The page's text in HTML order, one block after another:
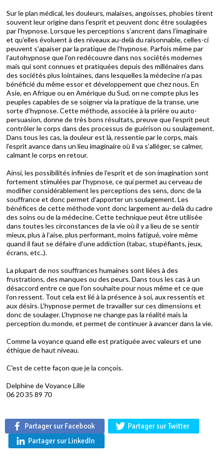
Sur le plan médical, les douleurs, malaises, angoisses, phobies tirent
souvent leur origine dans l’esprit et peuvent donc être soulagées
par l’hypnose. Lorsque les perceptions s’ancrent dans l’imaginaire
et qu’elles évoluent à des niveaux au-delà du raisonnable, celles-ci
peuvent s’apaiser par la pratique de l’hypnose. Parfois même par
l’autohypnose que l’on redécouvre dans nos sociétés modernes
mais qui sont connues et pratiquées depuis des millénaires dans
des sociétés plus lointaines, dans lesquelles la médecine n’a pas
bénéficié du même essor et développement que chez nous. En
Asie, en Afrique ou en Amérique du Sud, on ne compte plus les
peuples capables de se soigner via la pratique de la transe, une
sorte d’hypnose. Cette méthode, associée à la prière ou auto-
persuasion, donne de très bons résultats, preuve que l’esprit peut
contrôler le corps dans des processus de guérison ou soulagement.
Dans tous les cas, la douleur est là, ressentie par le corps, mais
l’esprit avance dans un lieu imaginaire où il va s’alléger, se calmer,
calmant le corps en retour.
Ainsi, les possibilités infinies de l’esprit et de son imagination sont
fortement stimulées par l’hypnose, ce qui permet au cerveau de
modifier considérablement les perceptions des sens, donc de la
souffrance et donc permet d’apporter un soulagement. Les
bénéfices de cette méthode vont donc largement au-delà du cadre
des soins ou de la médecine. Cette technique peut être utilisée
dans toutes les circonstances de la vie où il y a lieu de se sentir
mieux, plus à l’aise, plus performant, moins fatigué, voire même
quand il faut se défaire d’une addiction (tabac, stupéfiants, jeux,
écrans, etc..).
La plupart de nos souffrances humaines sont liées à des
frustrations, des manques ou des peurs. Dans tous les cas à un
désaccord entre ce que l’on souhaite pour nous même et ce que
l’on ressent. Tout cela est lié à la présence à soi, aux ressentis et
aux désirs. L’hypnose permet de travailler sur ces dimensions et
donc de soulager. L’hypnose ne change pas la réalité mais la
perception du monde, et permet de continuer à avancer dans la vie.
Comme la voyance quand elle est pratiquée avec valeurs et une
éthique de haut niveau.
C'est de cette façon que je la conçois.
Delphine de Voyance Lille
06 20 35 89 70
Partager sur Facebook
Partager sur Twitter
Partager sur LinkedIn